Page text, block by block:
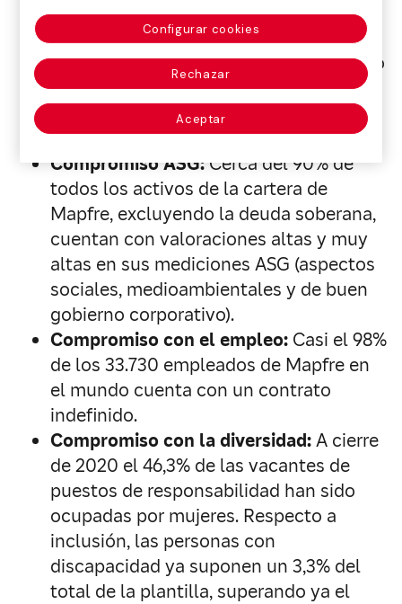
legales y fiscales en los respectivos
países, la contribución del Grupo en el
Impuesto sobre Sociedades del ejercicio
2020 será de 298 millones de euros, lo
que equivale a una tasa efectiva del
26,6%.
Compromiso ASG:Cerca del 90% de
todos los activos de la cartera de
Mapfre, excluyendo la deuda soberana,
cuentan con valoraciones altas y muy
altas en sus mediciones ASG (aspectos
sociales, medioambientales y de buen
gobierno corporativo).
Compromiso con el empleo: Casi el 98%
de los 33.730 empleados de Mapfre en
el mundo cuenta con un contrato
indefinido.
Compromiso con la diversidad:A cierre
de 2020 el 46,3% de las vacantes de
puestos de responsabilidad han sido
ocupadas por mujeres. Respecto a
inclusión, las personas con
discapacidad ya suponen un 3,3% del
total de la plantilla, superando ya el
Configurar cookies
Rechazar
Aceptar